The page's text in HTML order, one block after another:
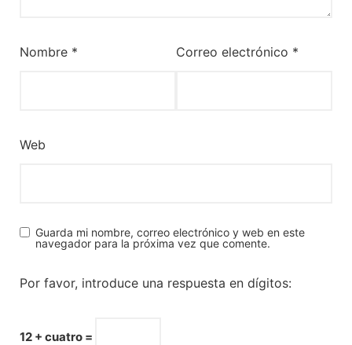
Nombre * Correo electrónico *
Web
Guarda mi nombre, correo electrónico y web en este
navegador para la próxima vez que comente.
Por favor, introduce una respuesta en dígitos:
12 + cuatro =